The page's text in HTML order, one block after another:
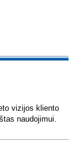
vizijos kliento
naudojimui.